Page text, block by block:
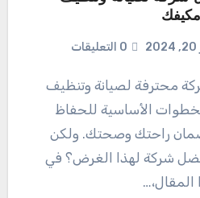
مكيفك
0 التعليقات
الأساسية للحفاظ
راحتك وصحتك. ولكن
شركة لهذا الغرض؟ في
المقال،…